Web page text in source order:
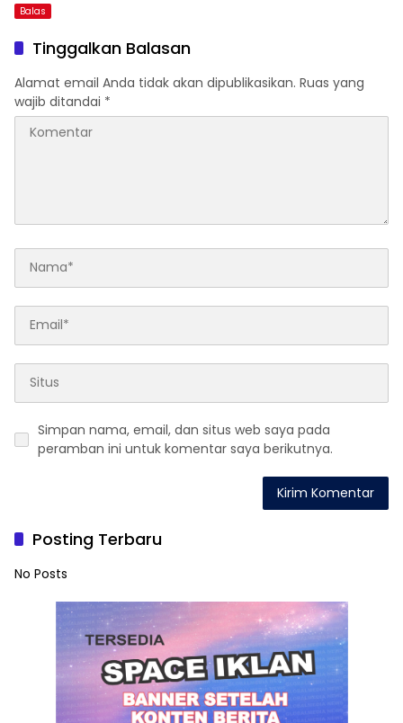
Balas
Tinggalkan Balasan
Alamat email Anda tidak akan dipublikasikan. Ruas yang
wajib ditandai *
Simpan nama, email, dan situs web saya pada
peramban ini untuk komentar saya berikutnya.
Posting Terbaru
No Posts